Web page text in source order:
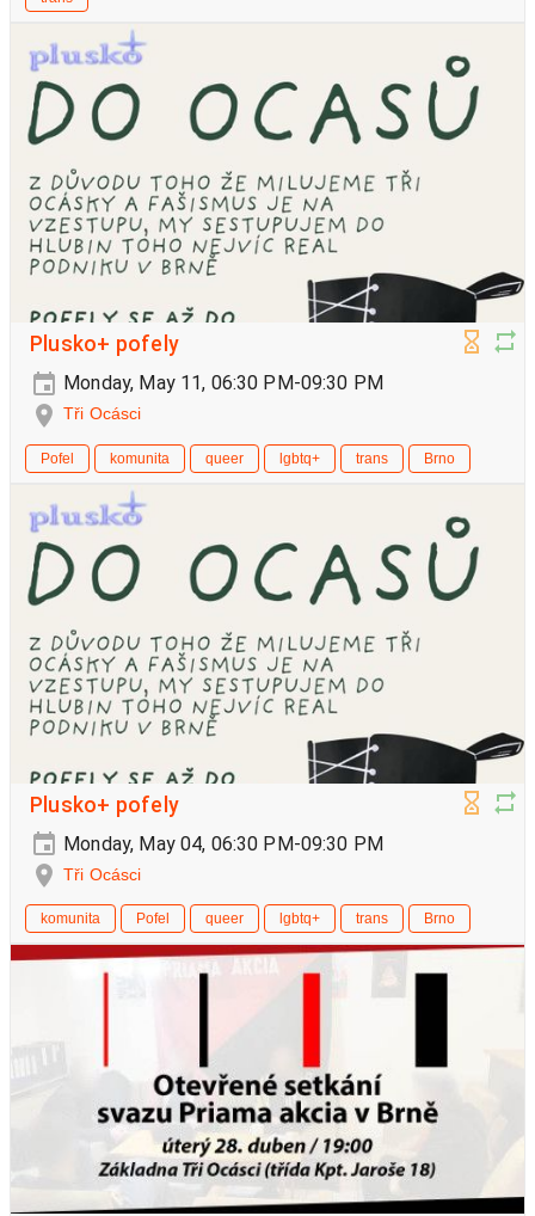
Plusko+ pofely
Monday, May 11, 06:30 PM-09:30 PM
Tři Ocásci
Pofel komunita queer lgbtq+ trans Brno
Plusko+ pofely
Monday, May 04, 06:30 PM-09:30 PM
Tři Ocásci
komunita Pofel queer lgbtq+ trans Brno